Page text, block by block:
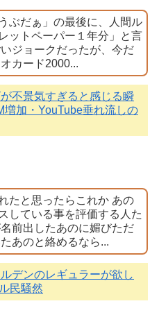
ぶだぁ」の最後に、人間ル
ットペーパー１年分」と言
ジョークだったが、今だ
カード2000...
不景気すぎると感じる瞬
増加・YouTube垂れ流しの
たと思ったらこれか あの
している事を評価する人た
前出したあのに媚びただ
あのと絡めるなら...
デンのレギュラーが欲し
民騒然